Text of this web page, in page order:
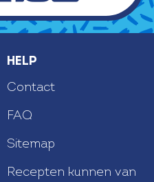
Help
Contact
FAQ
Sitemap
Recepten kunnen van